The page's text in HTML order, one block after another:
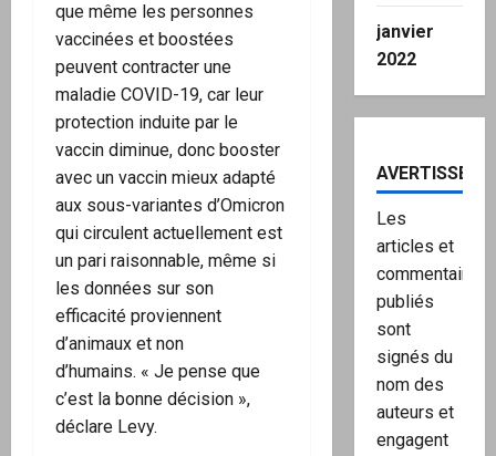
que même les personnes
vaccinées et boostées
peuvent contracter une
maladie COVID-19, car leur
protection induite par le
vaccin diminue, donc booster
avec un vaccin mieux adapté
aux sous-variantes d’Omicron
qui circulent actuellement est
un pari raisonnable, même si
les données sur son
efficacité proviennent
d’animaux et non
d’humains. « Je pense que
c’est la bonne décision »,
déclare Levy.
janvier
2022
Les
articles et
commentaires
publiés
sont
signés du
nom des
auteurs et
engagent